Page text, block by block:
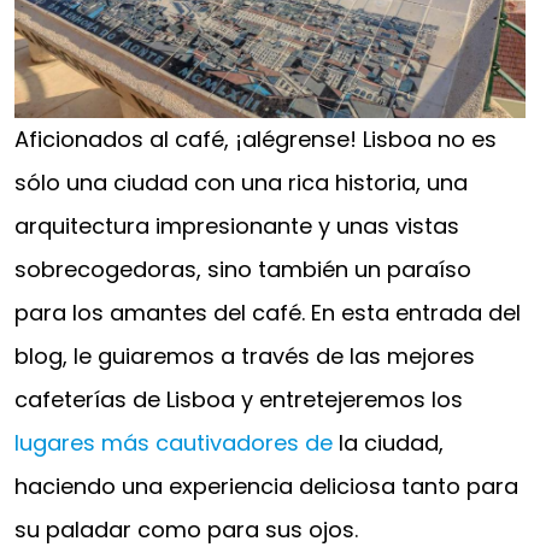
Aficionados al café, ¡alégrense! Lisboa no es
sólo una ciudad con una rica historia, una
arquitectura impresionante y unas vistas
sobrecogedoras, sino también un paraíso
para los amantes del café. En esta entrada del
blog, le guiaremos a través de las mejores
cafeterías de Lisboa y entretejeremos los
lugares más cautivadores de la ciudad,
haciendo una experiencia deliciosa tanto para
su paladar como para sus ojos.